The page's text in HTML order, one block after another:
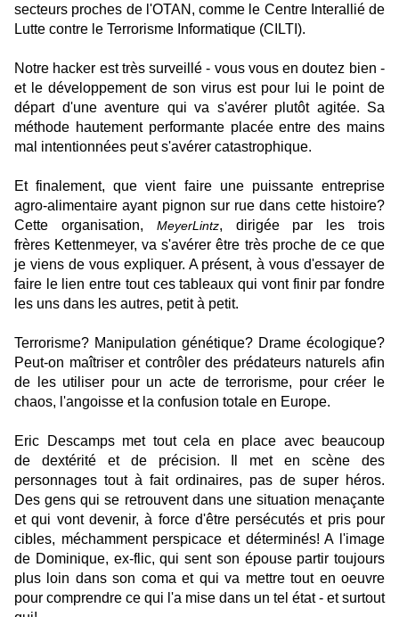
secteurs proches de l'OTAN , comme le Centre Interallié de
Lutte contre le Terrorisme Informatique (CILTI).
Notre hacker est très surveillé - vous vous en doutez bien -
et le développement de son virus est pour lui le point de
départ d'une aventure qui va s'avérer plutôt agitée. Sa
méthode hautement performante placée entre des mains
mal intentionnées peut s'avérer catastrophique.
Et finalement, que vient faire une puissante entreprise
agro-alimentaire ayant pignon sur rue dans cette histoire?
Cette organisation,
MeyerLintz, dirigée par les trois
frères Kettenmeyer, va s'avérer être très proche de ce que
je viens de vous expliquer. A présent, à vous d'essayer de
faire le lien entre tout ces tableaux qui vont finir par fondre
les uns dans les autres, petit à petit.
Terrorisme? Manipulation génétique? Drame écologique?
Peut-on maîtriser et contrôler des prédateurs naturels afin
de les utiliser pour un acte de terrorisme, pour créer le
chaos, l'angoisse et la confusion totale en Europe.
Eric Descamps met tout cela en place avec beaucoup
de
dextérité et de précision. Il met en scène des
personnages tout à fait ordinaires, pas de super héros.
Des gens qui se retrouvent dans une situation menaçante
et qui vont devenir, à force d'être persécutés et pris pour
cibles, méchamment perspicace et déterminés! A l'image
de Dominique, ex-flic, qui sent son épouse partir toujours
plus loin dans son coma et qui va mettre tout en oeuvre
pour comprendre ce qui l'a mise dans un tel état - et surtout